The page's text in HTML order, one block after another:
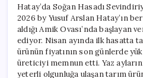
Hatay’da Soğan Hasadı
2026 by Yusuf Arslan Hatay’ın
aldığı Amik Ovası’nda başlayan
ediyor. Nisan ayında ilk hasatta
ürünün fiyatının son günlerde
üreticiyi memnun etti. Yaz
yeterli olgunluğa ulaşan tarım